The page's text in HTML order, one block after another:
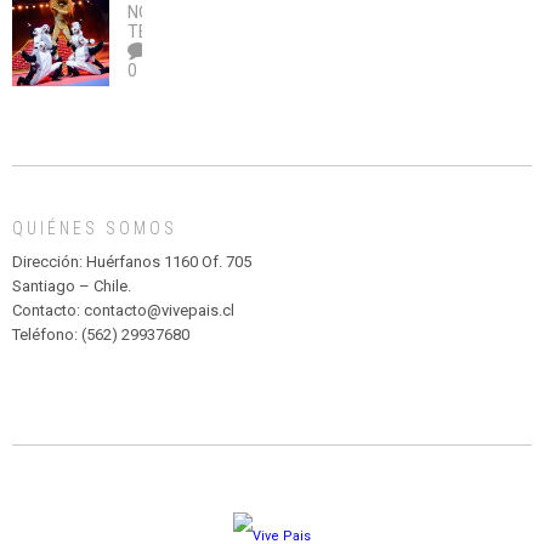
no
legalice
el
abuso”
OBRA
DE
TEATRO
Y
MADAGASCAR
PARQUE
HURATDO
NOTICIAS
TEATRO
0
QUIÉNES SOMOS
Dirección: Huérfanos 1160 Of. 705
Santiago – Chile.
Contacto: contacto@vivepais.cl
Teléfono: (562) 29937680